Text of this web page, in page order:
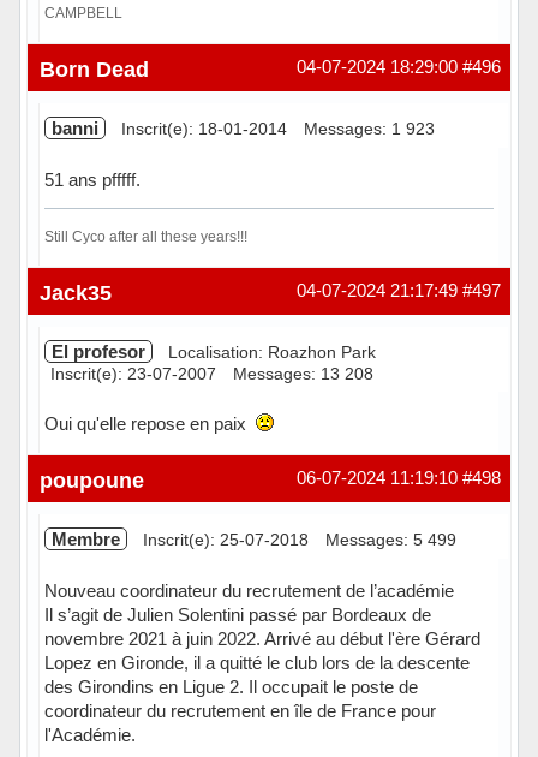
CAMPBELL
Hors ligne #496
04-07-2024 18:29:00
Born Dead
banni Inscrit(e): 18-01-2014 Messages: 1 923
51 ans pfffff.
Still Cyco after all these years!!!
Hors ligne #497
04-07-2024 21:17:49
Jack35
El profesor
Localisation: Roazhon Park
Inscrit(e): 23-07-2007
Messages: 13 208
Oui qu'elle repose en paix
Hors ligne #498
06-07-2024 11:19:10
poupoune
Membre Inscrit(e): 25-07-2018 Messages: 5 499
Nouveau coordinateur du recrutement de l’académie
Il s’agit de Julien Solentini passé par Bordeaux de
novembre 2021 à juin 2022. Arrivé au début l'ère Gérard
Lopez en Gironde, il a quitté le club lors de la descente
des Girondins en Ligue 2. Il occupait le poste de
coordinateur du recrutement en île de France pour
l'Académie.